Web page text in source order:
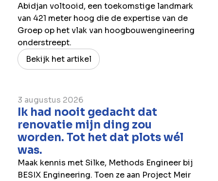
Abidjan voltooid, een toekomstige landmark
van 421 meter hoog die de expertise van de
Groep op het vlak van hoogbouwengineering
onderstreept.
Bekijk het artikel
3 augustus 2026
Ik had nooit gedacht dat
renovatie mijn ding zou
worden. Tot het dat plots wél
was.
Maak kennis met Silke, Methods Engineer bij
BESIX Engineering. Toen ze aan Project Meir